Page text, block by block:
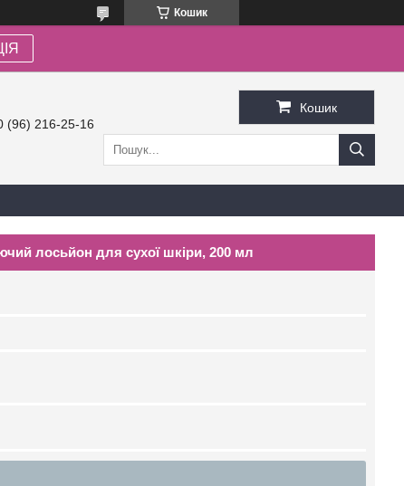
Кошик
(96) 216-25-16
Кошик
лосьйон для сухої шкіри, 200 мл